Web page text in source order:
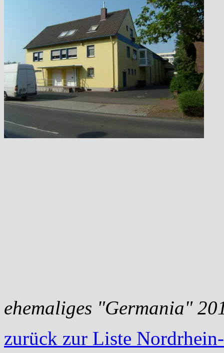
ehemaliges "Germania"
zurück zur Liste